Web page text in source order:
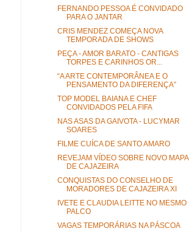
FERNANDO PESSOA É CONVIDADO
PARA O JANTAR
CRIS MENDEZ COMEÇA NOVA
TEMPORADA DE SHOWS
PEÇA - AMOR BARATO - CANTIGAS
TORPES E CARINHOS OR...
“A ARTE CONTEMPORÂNEA E O
PENSAMENTO DA DIFERENÇA”
TOP MODEL BAIANA E CHEF
CONVIDADOS PELA FIFA
NAS ASAS DA GAIVOTA - LUCYMAR
SOARES
FILME CUÍCA DE SANTO AMARO
REVEJAM VÍDEO SOBRE NOVO MAPA
DE CAJAZEIRA
CONQUISTAS DO CONSELHO DE
MORADORES DE CAJAZEIRA XI
IVETE E CLAUDIA LEITTE NO MESMO
PALCO
VAGAS TEMPORÁRIAS NA PÁSCOA